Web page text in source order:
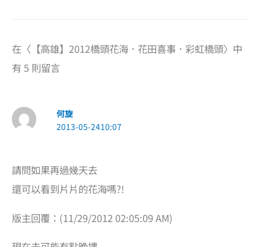
在〈【高雄】2012橋頭花海．花田喜事．彩虹橋頭〉中
有 5 則留言
何旋
2013-05-2410:07
請問如果再過幾天去
還可以看到片片的花海嗎?!
版主回覆：(11/29/2012 02:05:09 AM)